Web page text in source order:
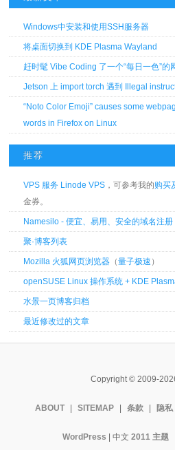
Windows中安装和使用SSH服务器
将桌面切换到 KDE Plasma Wayland
赶时髦 Vibe Coding 了一个“每日一色”的
Jetson 上 import torch 遇到 Illegal
“Noto Color Emoji” causes some
words in Firefox on Linux
推荐
VPS 服务 Linode VPS ，可参考我的购买
金券。
Namesilo - 便宜、易用、安全的域名注册
聚·博客列表
Mozilla 火狐网页浏览器 （量子极速 ）
openSUSE Linux 操作系统 + KDE
水景一页博客归档
最近修改过的文章
Copyright © 2009-
ABOUT | SITEMAP | 条款 | 隐私
WordPress | 中文 2011 主题